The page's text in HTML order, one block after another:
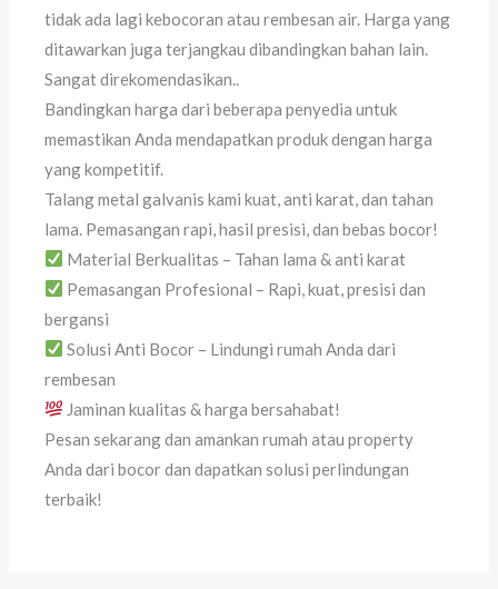
tidak ada lagi kebocoran atau rembesan air. Harga yang
ditawarkan juga terjangkau dibandingkan bahan lain.
Sangat direkomendasikan..
Bandingkan harga dari beberapa penyedia untuk
memastikan Anda mendapatkan produk dengan harga
yang kompetitif.
Talang metal galvanis kami kuat, anti karat, dan tahan
lama. Pemasangan rapi, hasil presisi, dan bebas bocor!
Material Berkualitas – Tahan lama & anti karat
Pemasangan Profesional – Rapi, kuat, presisi dan
bergansi
Solusi Anti Bocor – Lindungi rumah Anda dari
rembesan
Jaminan kualitas & harga bersahabat!
Pesan sekarang dan amankan rumah atau property
Anda dari bocor dan dapatkan solusi perlindungan
terbaik!